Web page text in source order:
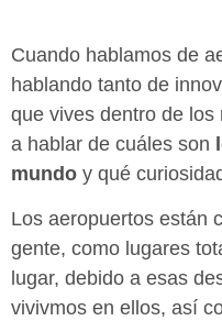
Cuando hablamos de
hablando tanto de
que vives dentro de
a hablar de cuáles son
mundo y qué
Los aeropuertos están
gente, como lugares
lugar, debido a esas
vivivmos en ellos, así